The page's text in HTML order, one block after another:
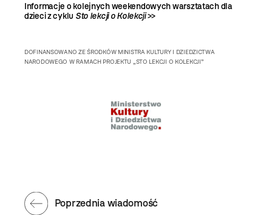
Informacje o kolejnych weekendowych warsztatach dla
dzieci z cyklu Sto lekcji o Kolekcji>>
DOFINANSOWANO ZE ŚRODKÓW MINISTRA KULTURY I DZIEDZICTWA
NARODOWEGO W RAMACH PROJEKTU „STO LEKCJI O KOLEKCJI”
Poprzednia wiadomość